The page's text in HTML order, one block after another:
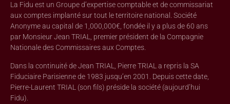
La Fidu est un Groupe d’expertise comptable et de commissariat
aux comptes implanté sur tout le territoire national. Société
Anonyme au capital de 1,000,000€, fondée il y a plus de 60 ans
par Monsieur Jean TRIAL, premier président de la Compagnie
Nationale des Commissaires aux Comptes.
Dans la continuité de Jean TRIAL, Pierre TRIAL a repris la SA
Fiduciaire Parisienne de 1983 jusqu’en 2001. Depuis cette date,
Pierre-Laurent TRIAL (son fils) préside la société (aujourd’hui
Fidu).